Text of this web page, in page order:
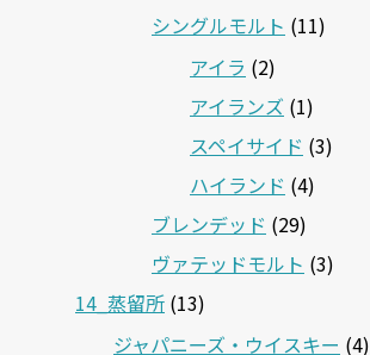
シングルモルト (11)
アイラ (2)
アイランズ (1)
スペイサイド (3)
ハイランド (4)
ブレンデッド (29)
ヴァテッドモルト (3)
14_蒸留所 (13)
ジャパニーズ・ウイスキー (4)